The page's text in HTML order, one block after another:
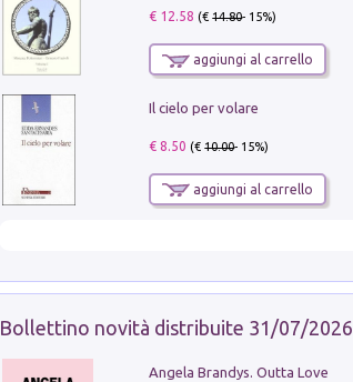
€ 12.58 (€14.80- 15%)
aggiungi al carrello
Il cielo per volare
€ 8.50 (€10.00- 15%)
aggiungi al carrello
Bollettino novità distribuite 31/07/2026
Angela Brandys. Outta Love